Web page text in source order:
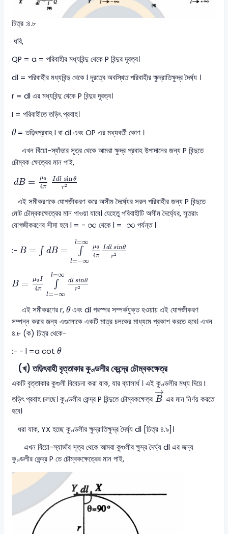
চিত্র :৪.৮
ধরি,
QP = a = পরিবাহীর মধ্যবিন্দু থেকে P বিন্দুর দূরত্ব।
dl = পরিবাহীর মধ্যবিন্দু থেকে l দূরত্বে অবস্থিত পরিবাহীর ক্ষুদ্রাতিক্ষুদ্র দৈর্ঘ্য ।
r = dl এর মধ্যবিন্দু থেকে P বিন্দুর দূরত্ব।
I = পরিবাহীতে তড়িৎ প্রবাহ।
θ
θ= তড়িৎপ্রবাহ I বা dl এবং OP এর মধ্যবর্তী কোণ ।
এখন বিঁয়ো-স্যাঁভার সূত্র থেকে আমরা ক্ষুদ্র প্রবাহ উপাদানের জন্য P বিন্দুতে
চৌম্বক ক্ষেত্রের মান পাই,
dB = μ0
4π
Idl sin θ
r2
dB 04 π Idl sin
এই সমীকরণকে যোগজীকরণ করে অসীম দৈর্ঘ্যের সরল পরিবাহীর জন্য P বিন্দুতে
মোট চৌম্বকক্ষেত্রের মান পাওয়া যাবে। যেহেতু পরিবাহীটি অসীম দৈর্ঘ্যের, সুতরাং
যোগজীকরণের সীমা হবে l = - ∞
∞ থেকে l = ∞
∞ পর্যন্ত ।
:-B = ∫ dB =
l=∞
∫
l=−∞
μ0
4π
Idl sinθ
r2
∞l=∞
B = μ0I
4π
l=∞
∫
l=−∞
dl sinθ
r2
∫l=−
এই সমীকরণের r,θ
θএবং dl পরস্পর সম্পর্কযুক্ত হওয়ায় এই যোগজীকরণ
সম্পন্ন করার জন্য এগুলোকে একটি মাত্র চলকের মাধ্যমে প্রকাশ করতে হবে। এখন
৪.৮ (ক) চিত্র থেকে-
:- - l =a cotθ
θ
(খ) তড়িৎবাহী বৃত্তাকার কুণ্ডলীর কেন্দ্রে চৌম্বকক্ষেত্র
একটি বৃত্তাকার কুগুলী বিবেচনা করা যাক, যার ব্যাসার্ধ । এই কুণ্ডলীর মধ্য দিয়ে I
তড়িৎ প্রবাহ চলছে। কুণ্ডলীর কেন্দ্র P বিন্দুতে চৌম্বকক্ষেত্র
→
B
B→
এর মান নির্ণয় করতে
হবে।
ধরা যাক, YX হচ্ছে কুণ্ডলীর ক্ষুদ্রাতিক্ষুদ্র দৈর্ঘ্য dl [চিত্র ৪.৯]।
এখন বিঁয়ো-স্যাভাঁর সূত্র থেকে আমরা কুগুলীর ক্ষুদ্র দৈর্ঘ্য dl এর জন্য
কুণ্ডলীর কেন্দ্র P তে চৌম্বকক্ষেত্রের মান পাই,